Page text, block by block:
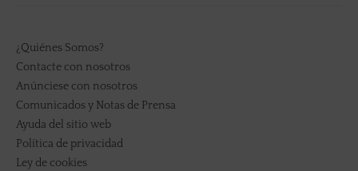
¿Quiénes Somos?
Contacte con nosotros
Anúnciese con nosotros
Comunicados y Notas de Prensa
Ayuda del sitio web
Política de privacidad
Ley de cookies